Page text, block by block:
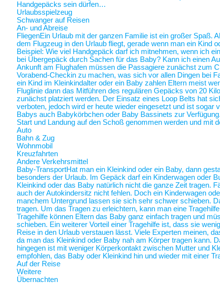
Handgepäcks sein dürfen…
Urlaubsspielzeug
Schwanger auf Reisen
An- und Abreise
FliegenEin Urlaub mit der ganzen Familie ist ein großer Spaß.
dem Flugzeug in den Urlaub fliegt, gerade wenn man ein Kind
Beispiel: Wie viel Handgepäck darf ich mitnehmen, wenn ich
bei Übergepäck durch Sachen für das Baby? Kann ich einen
Ankunft am Flughafen müssen die Passagiere zunächst zum
Vorabend-Checkin zu machen, was sich vor allen Dingen bei
ein Kind im Kleinkindalter oder ein Baby zahlen Eltern meist
Fluglinie dann das Mitführen des regulären Gepäcks von 20
zunächst platziert werden. Der Einsatz eines Loop Belts hat
verboten, jedoch wird er heute wieder eingesetzt und ist sogar
Babys auch Babykörbchen oder Baby Bassinets zur
Start und Landung auf den Schoß genommen werden und mit
Auto
Bahn & Zug
Wohnmobil
Kreuzfahrten
Andere Verkehrsmittel
Baby-TransportHat man ein Kleinkind oder ein Baby, dann
besonders der Urlaub. Im Gepäck darf ein Kinderwagen oder
Kleinkind oder das Baby natürlich nicht die ganze Zeit tragen.
auch der Autokindersitz nicht fehlen. Doch ein Kinderwagen
manchem Untergrund lassen sie sich sehr schwer schieben.
tragen. Um das Tragen zu erleichtern, kann man eine
Tragehilfe können Eltern das Baby ganz einfach tragen und
schieben. Ein weiterer Vorteil einer Tragehilfe ist, dass sie
Reise in den Urlaub verstauen lässt. Viele Experten meinen,
da man das Kleinkind oder Baby nah am Körper tragen kann.
hingegen ist mit weniger Körperkontakt zwischen Mutter und
empfohlen, das Baby oder Kleinkind hin und wieder mit einer
Auf der Reise
Weitere
Übernachten